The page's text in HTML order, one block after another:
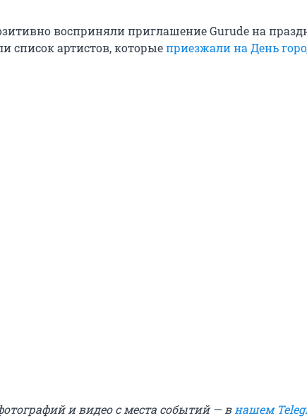
восприняли приглашение Gurude на
список артистов, которыеприезжали на День
и видео с места событий — в нашем